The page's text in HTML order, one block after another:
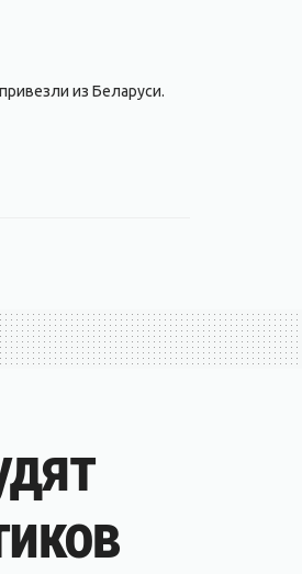
из Беларуси.